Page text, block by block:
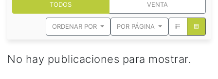
TODOS VENTA
ORDENAR POR POR PÁGINA
No hay publicaciones para mostrar.